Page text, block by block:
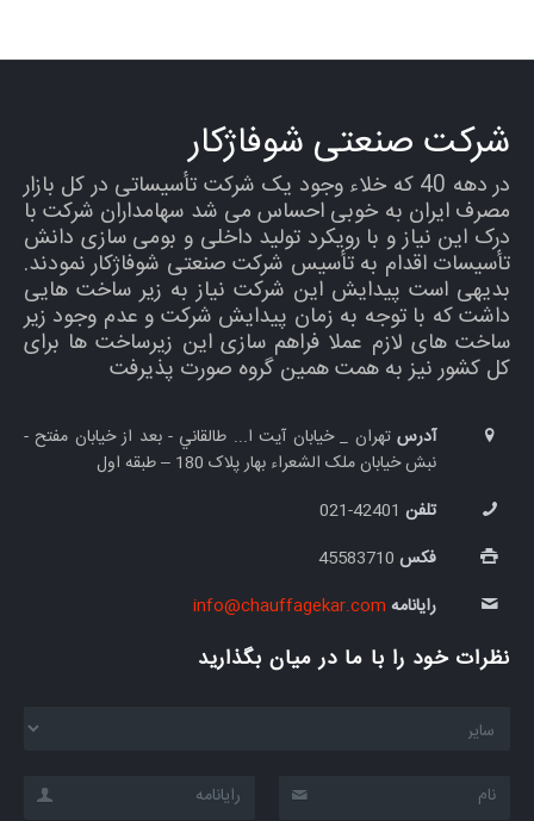
شرکت صنعتی شوفاژکار
در دهه 40 که خلاء وجود یک شرکت تأسیساتی در کل بازار
مصرف ایران به خوبی احساس می شد سهامداران شرکت با
درک این نیاز و با رویکرد تولید داخلی و بومی سازی دانش
تأسیسات اقدام به تأسیس شرکت صنعتی شوفاژکار نمودند.
بدیهی است پیدایش این شرکت نیاز به زیر ساخت هایی
داشت که با توجه به زمان پیدایش شرکت و عدم وجود زیر
ساخت های لازم عملا فراهم سازی این زیرساخت ها برای
کل کشور نیز به همت همین گروه صورت پذیرفت
آدرس تهران _ خيابان آيت ا... طالقاني - بعد از خیابان مفتح -
نبش خيابان ملک الشعراء بهار پلاک 180 – طبقه اول
تلفن
فکس
رایانامه info@chauffagekar.com
نظرات خود را با ما در میان بگذارید